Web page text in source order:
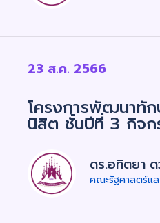
23 ส.ค. 2566
โครงการพัฒนาทัก
นิสิต ชั้นปีที่ 3 กิจก
ดร.อทิตยา
คณะรัฐศาสตร์แ